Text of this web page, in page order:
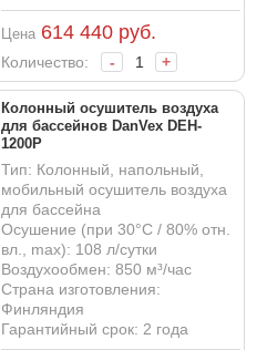
Цена 614 440 руб.
Количество: - +
Колонный осушитель воздуха
для бассейнов DanVex DEH-
1200P
Тип: Колонный, напольный,
мобильный осушитель воздуха
для бассейна
Осушение (при 30°С / 80% отн.
вл., max): 108 л/сутки
Воздухообмен: 850 м³/час
Страна изготовления:
Финляндия
Гарантийный срок: 2 года